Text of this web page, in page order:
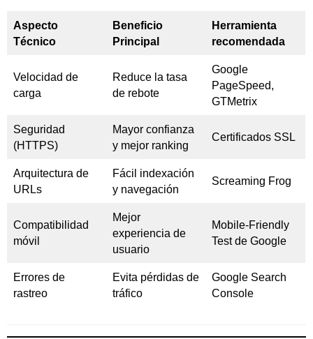
Aspecto
Técnico
Beneficio
Principal
Herramienta
recomendada
Velocidad de
carga
Reduce la tasa
de rebote
Google
PageSpeed,
GTMetrix
Seguridad
(HTTPS)
Mayor confianza
y mejor ranking
Certificados SSL
Arquitectura de
URLs
Fácil indexación
y navegación
Screaming Frog
Compatibilidad
móvil
Mejor
experiencia de
usuario
Mobile-Friendly
Test de Google
Errores de
rastreo
Evita pérdidas de
tráfico
Google Search
Console